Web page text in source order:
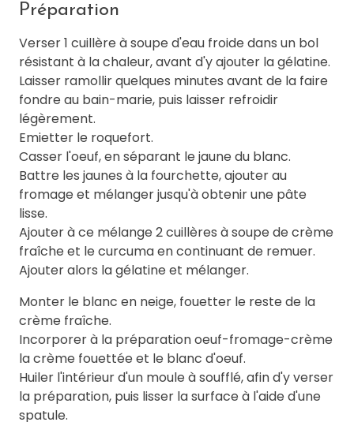
Préparation
Verser 1 cuillère à soupe d'eau froide dans un bol
résistant à la chaleur, avant d'y ajouter la gélatine.
Laisser ramollir quelques minutes avant de la faire
fondre au bain-marie, puis laisser refroidir
légèrement.
Emietter le roquefort.
Casser l'oeuf, en séparant le jaune du blanc.
Battre les jaunes à la fourchette, ajouter au
fromage et mélanger jusqu'à obtenir une pâte
lisse.
Ajouter à ce mélange 2 cuillères à soupe de crème
fraîche et le curcuma en continuant de remuer.
Ajouter alors la gélatine et mélanger.
Monter le blanc en neige, fouetter le reste de la
crème fraîche.
Incorporer à la préparation oeuf-fromage-crème
la crème fouettée et le blanc d'oeuf.
Huiler l'intérieur d'un moule à soufflé, afin d'y verser
la préparation, puis lisser la surface à l'aide d'une
spatule.